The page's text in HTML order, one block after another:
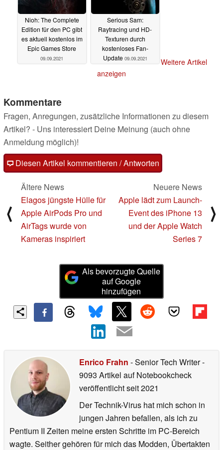
Nioh: The Complete
Edition für den PC gibt
es aktuell kostenlos im
Epic Games Store
09.09.2021
Serious Sam:
Raytracing und HD-
Texturen durch
kostenloses Fan-
Update 09.09.2021
Weitere Artikel
anzeigen
Kommentare
Fragen, Anregungen, zusätzliche Informationen zu diesem
Artikel? - Uns interessiert Deine Meinung (auch ohne
Anmeldung möglich)!
Diesen Artikel kommentieren / Antworten
⟨
Ältere News
Elagos jüngste Hülle für
Apple AirPods Pro und
AirTags wurde von
Kameras inspiriert
Neuere News
Apple lädt zum Launch-
Event des iPhone 13
und der Apple Watch
Series 7
⟩
Als bevorzugte Quelle
auf Google
hinzufügen
Enrico Frahn - Senior Tech Writer-
9093 Artikel auf Notebookcheck
veröffentlichtseit 2021
Der Technik-Virus hat mich schon in
jungen Jahren befallen, als ich zu
Pentium II Zeiten meine ersten Schritte im PC-Bereich
wagte. Seither gehören für mich das Modden, Übertakten